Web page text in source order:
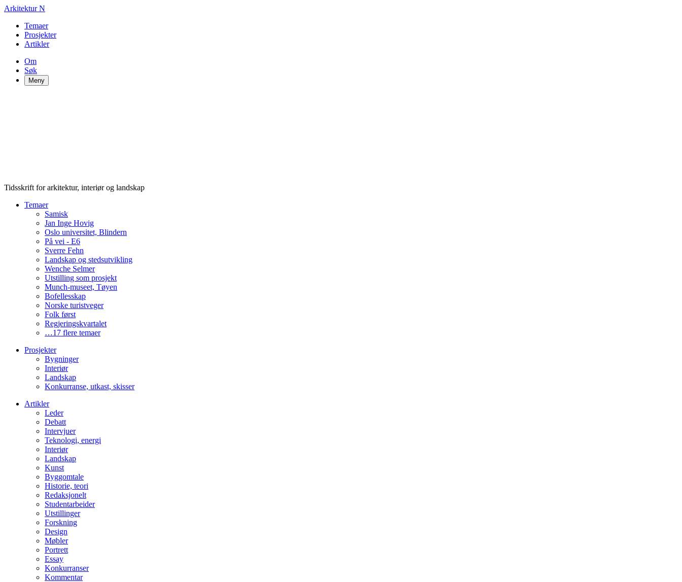
Arkitektur N
Temaer
Prosjekter
Artikler
Om
Søk
Meny
Tidsskrift for arkitektur, interiør og landskap
Temaer
Samisk
Jan Inge Hovig
Oslo universitet, Blindern
På vei - E6
Sverre Fehn
Landskap og stedsutvikling
Wenche Selmer
Utstilling som prosjekt
Munch-museet, Tøyen
Bofellesskap
Norske turistveger
Folk først
Regjeringskvartalet
…17 flere temaer
Prosjekter
Bygninger
Interiør
Landskap
Konkurranse, utkast, skisser
Artikler
Leder
Debatt
Intervjuer
Teknologi, energi
Interiør
Landskap
Kunst
Byggomtale
Historie, teori
Redaksjonelt
Studentarbeider
Utstillinger
Forskning
Design
Møbler
Portrett
Essay
Konkurranser
Kommentar